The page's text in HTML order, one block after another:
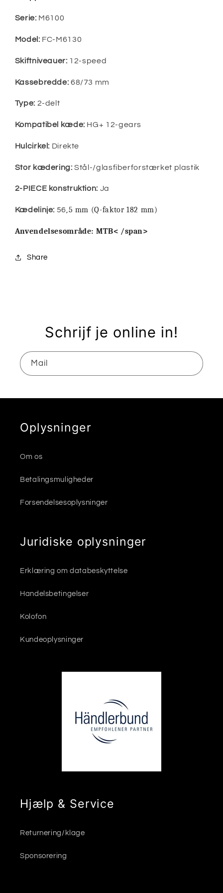
Serie: M6100
Model: FC-M6130
Skiftniveauer: 12-speed
Kassebredde: 68/73 mm
Type: 2-delt
Kompatibel kæde: HG+ 12-gears
Hulcirkel: Direkte
Stor kædering:Stål-/glasfiberforstærket plastik
2-PIECE konstruktion: Ja
Kædelinje: 56 5 mm (Q-faktor 182 mm)
Anvendelsesområde: MTB< /span>
Share
Schrijf je online in!
Mail
Oplysninger
Om os
Betalingsmuligheder
Forsendelsesoplysninger
Juridiske oplysninger
Erklæring om databeskyttelse
Handelsbetingelser
Kolofon
Kundeoplysninger
Hjælp & Service
Returnering/klage
Sponsorering